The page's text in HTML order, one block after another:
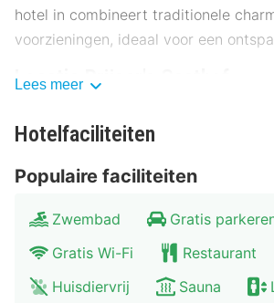
hotel in combineert traditionele
voorzieningen, ideaal voor een
Locatie Prüser's Gasthof
centrum op slechts enkele minuten
musea en historische gebouwen, die
onvergetelijk maken. Openbaar
trein zijn gemakkelijk bereikbaar, en
parkeergelegenheid beschikbaar.
Museum XYZ: 200 meter
Lees meer
Hotelfaciliteiten
Populaire faciliteiten
Zwembad
Gratis
Gratis Wi-Fi
Restaurant
Huisdiervrij
Sauna